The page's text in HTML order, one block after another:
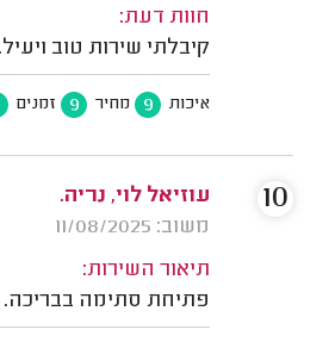
חוות דעת:
קיבלתי שירות טוב ויעיל.
איכות 9 מחיר 9 זמנים
עוזיאל לוי, נריה.
משוב: 11/08/2025
תיאור השירות:
פתיחת סתימה בבריכה.
10